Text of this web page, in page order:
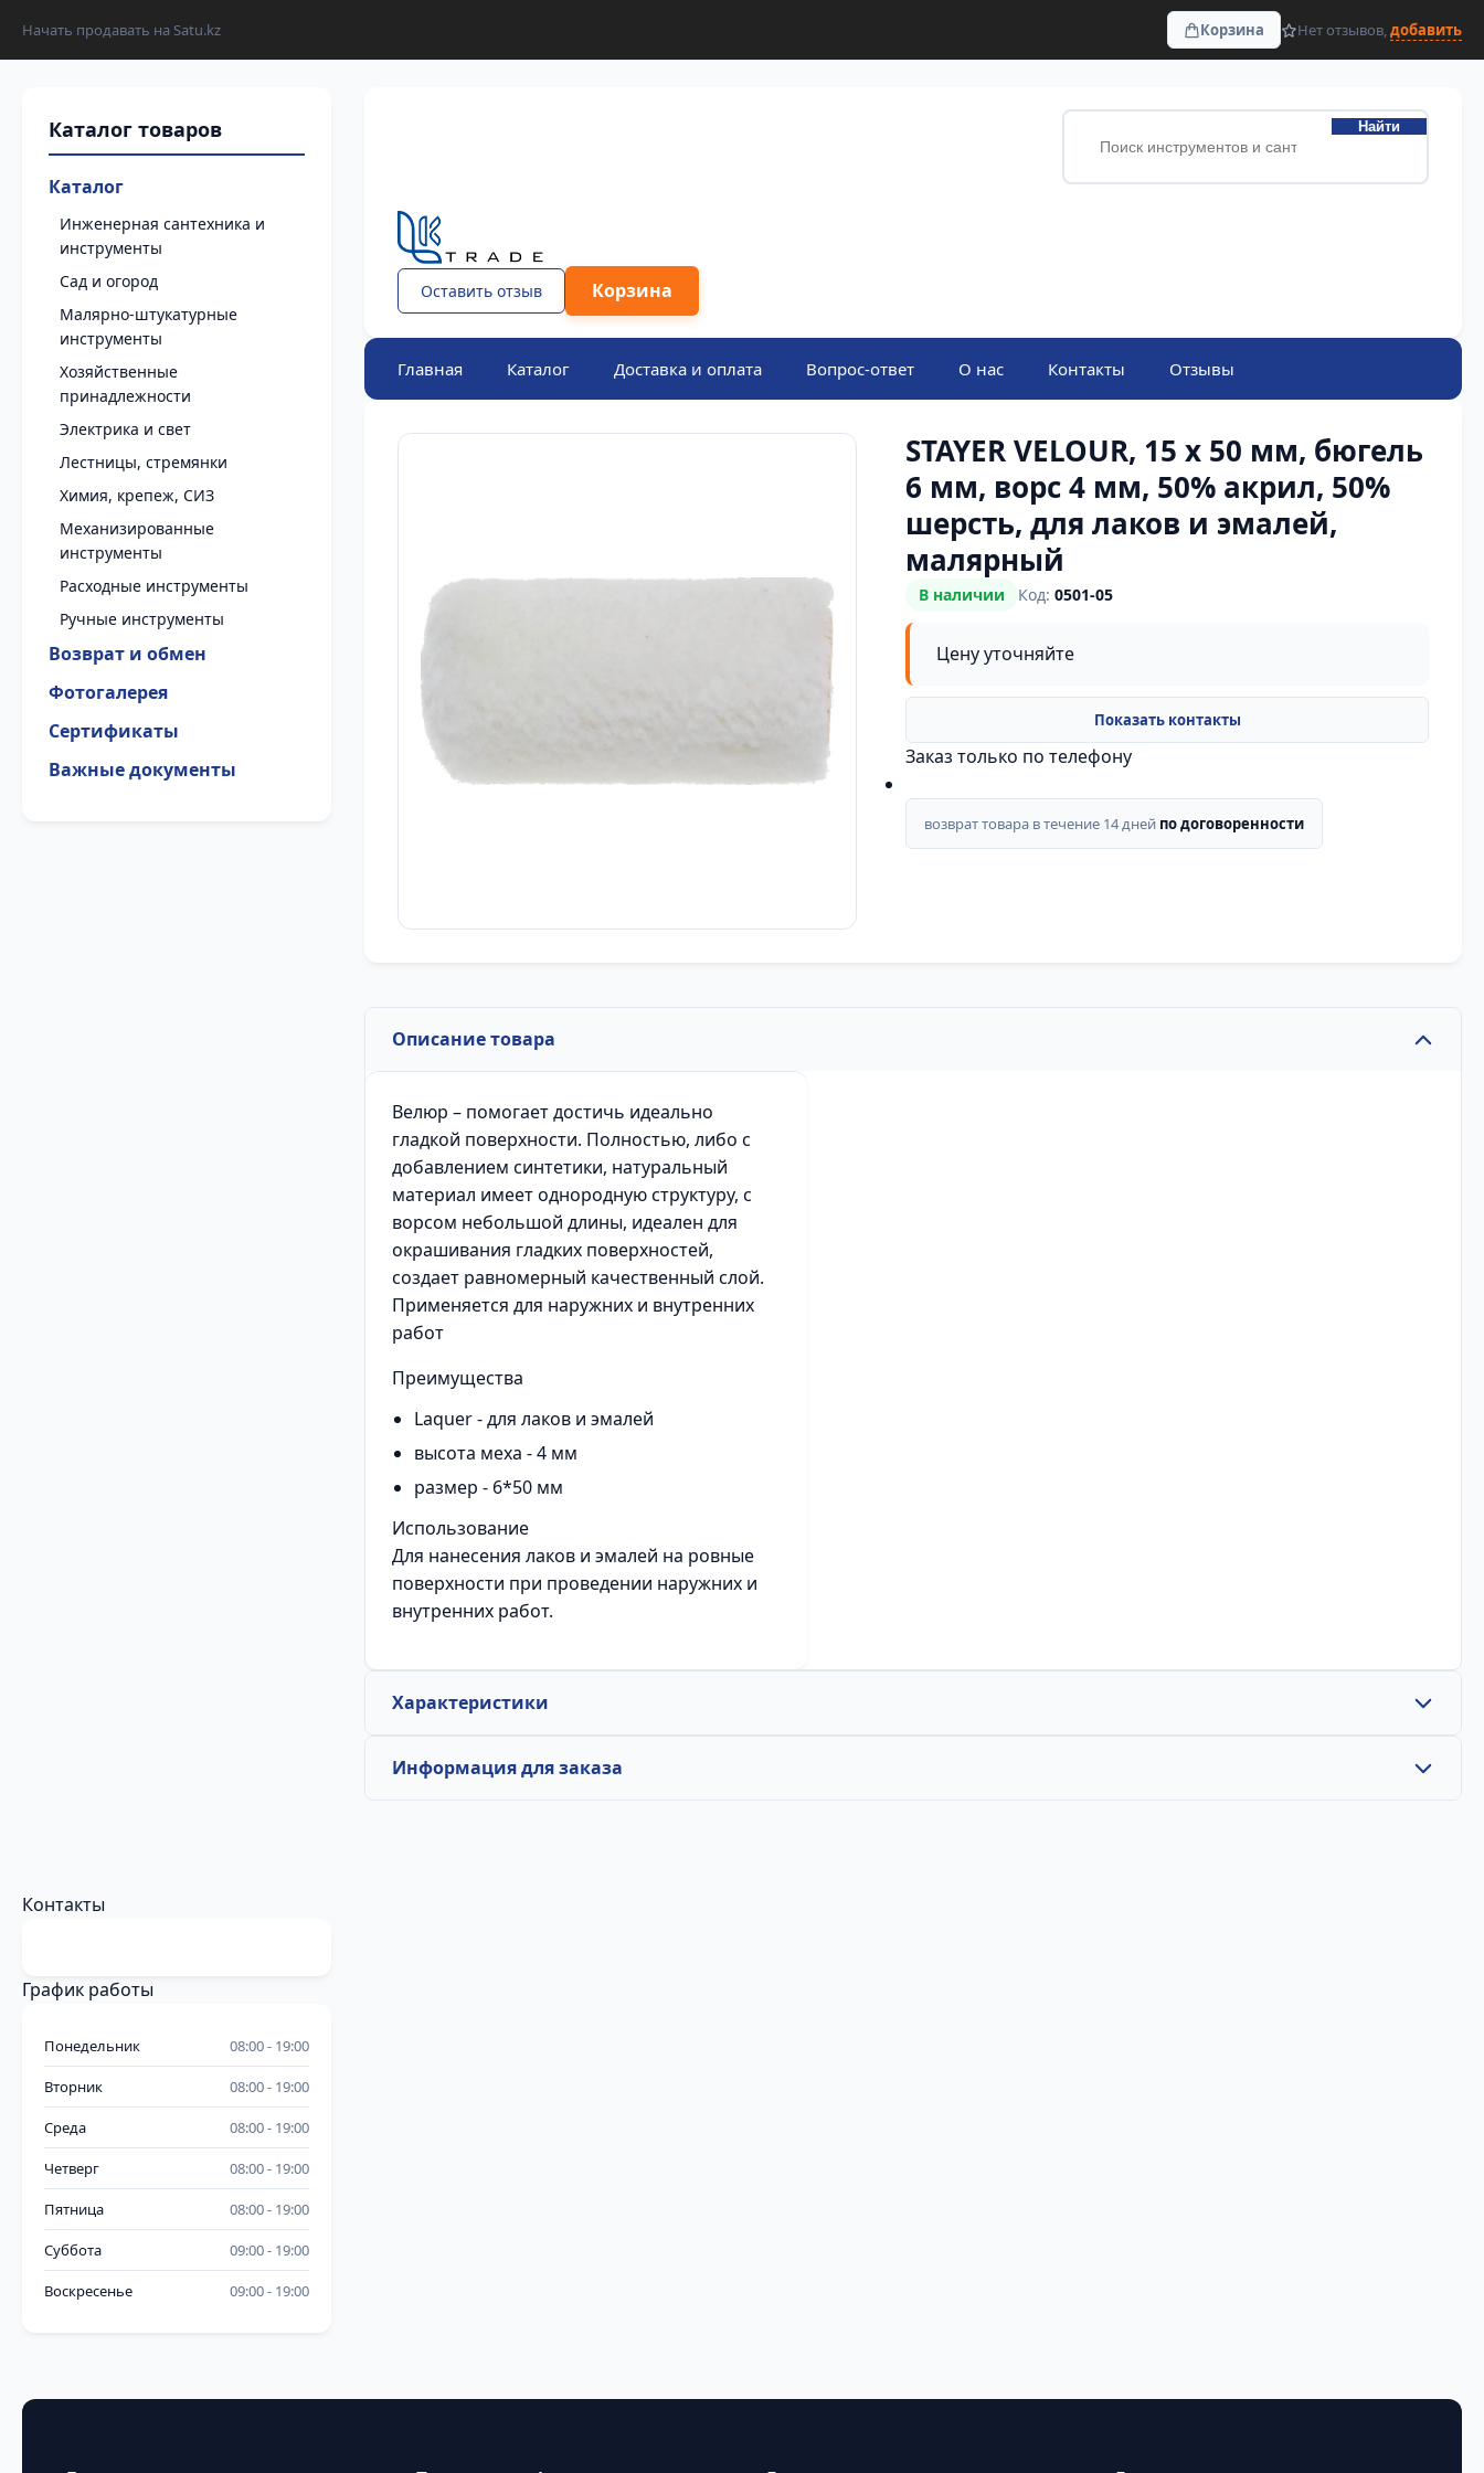
Начать продавать на Satu.kz Корзина Нет отзывов,добавить
Каталог
Инженерная сантехника и
инструменты
Сад и огород
Малярно-штукатурные
инструменты
Хозяйственные
принадлежности
Электрика и свет
Лестницы, стремянки
Химия, крепеж, СИЗ
Механизированные
инструменты
Расходные инструменты
Ручные инструменты
Возврат и обмен
Фотогалерея
Сертификаты
Важные документы
Найти
Оставить отзыв Корзина
Главная Каталог Доставка и оплата Вопрос-ответ О нас Контакты Отзывы
STAYER VELOUR, 15 х 50 мм, бюгель
6 мм, ворс 4 мм, 50% акрил, 50%
шерсть, для лаков и эмалей,
малярный
В наличии Код:0501-05
Цену уточняйте
Заказ только по телефону
возврат товара в течение 14 дней по договоренности
Описание товара
Велюр – помогает достичь идеально
гладкой поверхности. Полностью, либо с
добавлением синтетики, натуральный
материал имеет однородную структуру, с
ворсом небольшой длины, идеален для
окрашивания гладких поверхностей,
создает равномерный качественный слой.
Применяется для наружних и внутренних
работ
Преимущества
Laquer - для лаков и эмалей
высота меха - 4 мм
размер - 6*50 мм
Использование
Для нанесения лаков и эмалей на ровные
поверхности при проведении наружних и
внутренних работ.
Характеристики
Информация для заказа
Контакты
График работы
Понедельник 08:00 19:00
Вторник 08:00 19:00
Среда 08:00 19:00
Четверг 08:00 19:00
Пятница 08:00 19:00
Суббота 09:00 19:00
Воскресенье 09:00 19:00